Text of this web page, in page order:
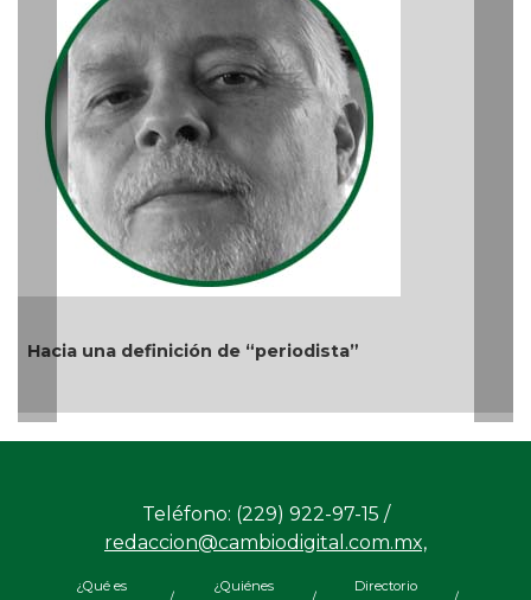
El debate de la Protección
Audiencias
Ago 05, 2026 / 11:33 AM